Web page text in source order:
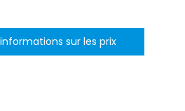
sur les prix